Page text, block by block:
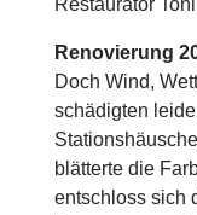
Restaurator
Renovierung
Doch Wind,
schädigten
blätterte die
entschloss sich